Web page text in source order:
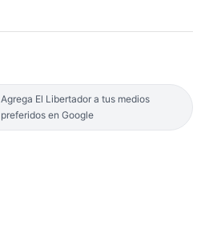
Agrega El Libertador a tus medios
preferidos en Google